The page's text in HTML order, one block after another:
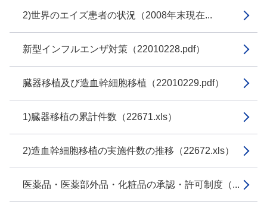
2)世界のエイズ患者の状況（2008年末現在...
新型インフルエンザ対策（22010228.pdf）
臓器移植及び造血幹細胞移植（22010229.pdf）
1)臓器移植の累計件数（22671.xls）
2)造血幹細胞移植の実施件数の推移（22672.xls）
医薬品・医薬部外品・化粧品の承認・許可制度（...